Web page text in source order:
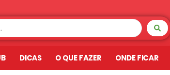
DICAS O QUE FAZER ONDE FICAR